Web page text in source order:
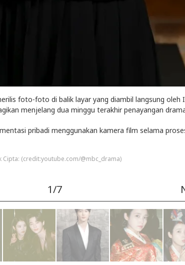
foto-foto di balik layar yang diambil langsung oleh
menjelang dua minggu terakhir penayangan
pribadi menggunakan kamera film selama
Cipta: (credit:youtube.com/@mbc_drama)
1/7